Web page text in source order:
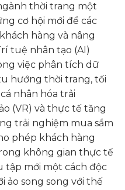
thời trang một
cơ hội mới để các
hàng và nâng
tuệ nhân tạo (AI)
việc phân tích dữ
hướng thời trang, tối
nhân hóa trải
(VR) và thực tế tăng
trải nghiệm mua sắm
phép khách hàng
không gian thực tế
tập mới một cách độc
ảo song song với thế